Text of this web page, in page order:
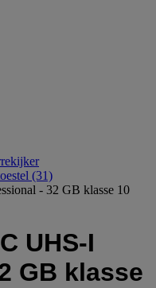
(31)
- 32 GB klasse 10
UHS-I
GB klasse